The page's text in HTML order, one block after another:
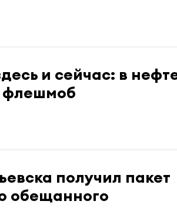
и сейчас: в
флешмоб
получил пакет
обещанного